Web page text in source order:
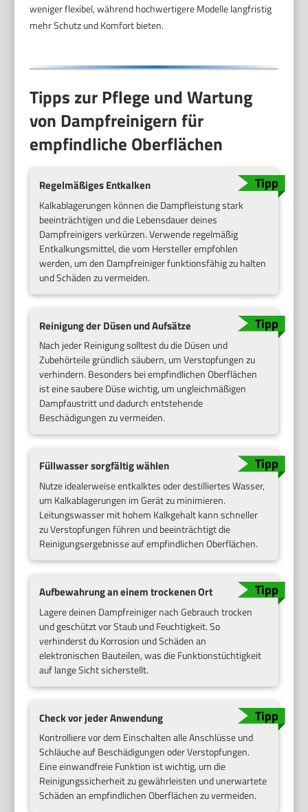
weniger flexibel, während hochwertigere Modelle langfristig
mehr Schutz und Komfort bieten.
Tipps zur Pflege und Wartung
von Dampfreinigern für
empfindliche Oberflächen
Regelmäßiges Entkalken
Kalkablagerungen können die Dampfleistung stark
beeinträchtigen und die Lebensdauer deines
Dampfreinigers verkürzen. Verwende regelmäßig
Entkalkungsmittel, die vom Hersteller empfohlen
werden, um den Dampfreiniger funktionsfähig zu halten
und Schäden zu vermeiden.
Reinigung der Düsen und Aufsätze
Nach jeder Reinigung solltest du die Düsen und
Zubehörteile gründlich säubern, um Verstopfungen zu
verhindern. Besonders bei empfindlichen Oberflächen
ist eine saubere Düse wichtig, um ungleichmäßigen
Dampfaustritt und dadurch entstehende
Beschädigungen zu vermeiden.
Füllwasser sorgfältig wählen
Nutze idealerweise entkalktes oder destilliertes Wasser,
um Kalkablagerungen im Gerät zu minimieren.
Leitungswasser mit hohem Kalkgehalt kann schneller
zu Verstopfungen führen und beeinträchtigt die
Reinigungsergebnisse auf empfindlichen Oberflächen.
Aufbewahrung an einem trockenen Ort
Lagere deinen Dampfreiniger nach Gebrauch trocken
und geschützt vor Staub und Feuchtigkeit. So
verhinderst du Korrosion und Schäden an
elektronischen Bauteilen, was die Funktionstüchtigkeit
auf lange Sicht sicherstellt.
Check vor jeder Anwendung
Kontrolliere vor dem Einschalten alle Anschlüsse und
Schläuche auf Beschädigungen oder Verstopfungen.
Eine einwandfreie Funktion ist wichtig, um die
Reinigungssicherheit zu gewährleisten und unerwartete
Schäden an empfindlichen Oberflächen zu vermeiden.